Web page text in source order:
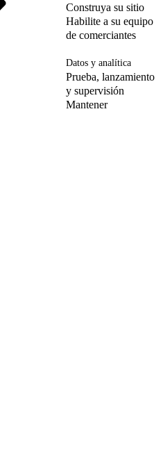
Construya su sitio
Habilite a su equipo
de comerciantes
Datos y analítica
Prueba, lanzamiento
y supervisión
Mantener